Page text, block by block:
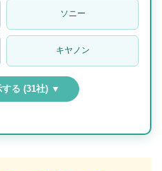
ソニー
キヤノン
する (31社) ▼